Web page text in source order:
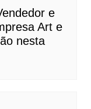
e
Art e
nesta